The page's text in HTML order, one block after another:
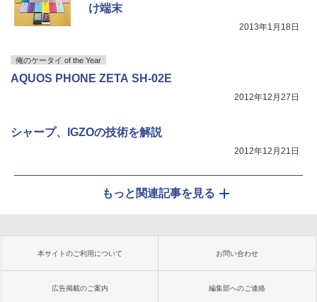
け端末
2013年1月18日
俺のケータイ of the Year
AQUOS PHONE ZETA SH-02E
2012年12月27日
シャープ、IGZOの技術を解説
2012年12月21日
もっと関連記事を見る
本サイトのご利用について お問い合わせ
広告掲載のご案内 編集部へのご連絡